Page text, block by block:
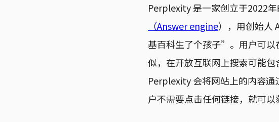
Perplexity 是一家创立于2022
（Answer engine），用创始人
基百科生了个孩子”。用户可
似，在开放互联网上搜索可能包
Perplexity 会将网站上的内容通
户不需要点击任何链接，就可以